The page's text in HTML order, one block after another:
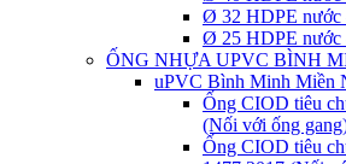
Ø 32 HDPE nước
Ø 25 HDPE nước
ỐNG NHỰA UPVC BÌNH
uPVC Bình Minh Miền
Ống CIOD tiêu
(Nối với ống
Ống CIOD tiêu